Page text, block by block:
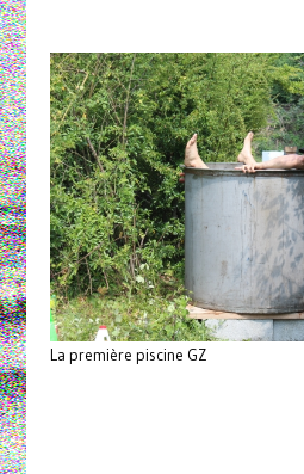
La première piscine GZ